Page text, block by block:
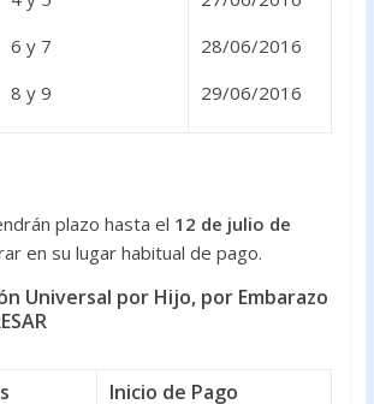
6 y 7
8 y 9
28/06/2016
29/06/2016
plazo hasta el 12 de julio de
en su lugar habitual de pago.
Universal por Hijo, por Embarazo
Inicio de Pago